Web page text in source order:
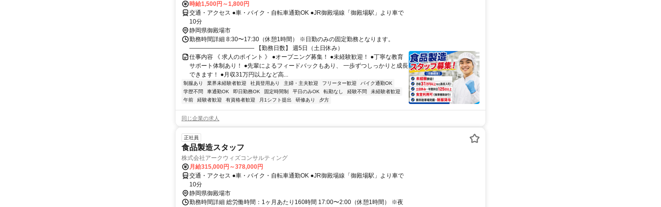
時給1,500円～1,800円
交通・アクセス ●車・バイク・自転車通勤OK ●JR御殿場線「御殿場駅」より車で
10分
静岡県御殿場市
勤務時間詳細 8:30〜17:30（休憩1時間） ※日勤のみの固定勤務となります。
――――――――――― 【勤務日数】 週5日（土日休み）
仕事内容 《 求人のポイント 》 ●オープニング募集！ ●未経験歓迎！ ●丁寧な教育
サポート体制あり！ ●先輩によるフィードバックもあり、 一歩ずつしっかりと成長
できます！ ●月収31万円以上など高...
制服あり 業界未経験者歓迎 社員登用あり 主婦・主夫歓迎 フリーター歓迎
バイク通勤OK
学歴不問
車通勤OK 即日勤務OK 固定時間制 平日のみOK 転勤なし 経験不問
未経験者歓迎
午前
経験者歓迎 有資格者歓迎 月1シフト提出 研修あり 夕方
同じ企業の求人
正社員
食品製造スタッフ
株式会社アークウィズコンサルティング
月給315,000円～378,000円
交通・アクセス ●車・バイク・自転車通勤OK ●JR御殿場線「御殿場駅」より車で
10分
静岡県御殿場市
勤務時間詳細 総労働時間：1ヶ月あたり160時間 17:00〜2:00（休憩1時間） ※夜